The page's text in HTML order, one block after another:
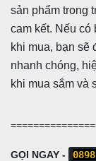
sản phẩm trong
cam kết. Nếu có
khi mua, bạn sẽ
nhanh chóng,
khi mua sắm và
GỌI NGAY -